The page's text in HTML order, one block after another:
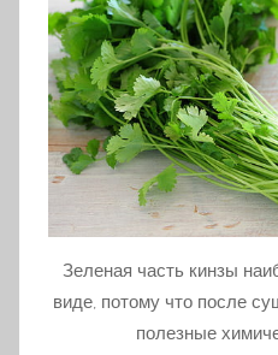
Зеленая часть кинзы
виде, потому что после
полезные